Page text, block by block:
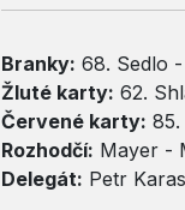
Branky: 68. Sedlo
Žluté karty: 62.
Červené karty: 85.
Rozhodčí: Mayer -
Delegát: Petr Karas